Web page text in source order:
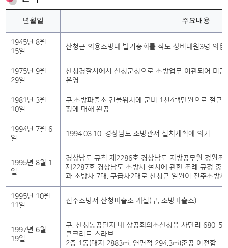
년월일 주요내용
1945년 8월
15일
산청군 의용소방대 발기총회를 작도 상비대원3명 의
1975년 9월
29일
산청경찰서에서 산청군청으로 소방업무 이관되어 미
운영
1981년 3월
10일
구,소방파출소 건물위치에 군비 1천4백만원으로 철근
평에 대해 완공
1994년 7월 6
일
1994.03.10. 경상남도 소방관서 설치계획에 의거
1995년 8월 1
일
경상남도 규칙 제2286호 경상남도 지방공무원 정원조
제2287호 경상남도 소방서 설치에 관한 조례 규정 중
과 소방차 7대, 구급차2대로 산청군 일원이 진주소방
1995년 10월
11일
진주소방서 산청파출소 개설(구, 소방파출소)
1997년 6월
19일
구, 산청농공단지 내 상공회의소산청읍 차탄리 680-5
큰크리트 스라브
2층 1동(대지 2883㎡, 연면적 294.3㎡)준공 이전함